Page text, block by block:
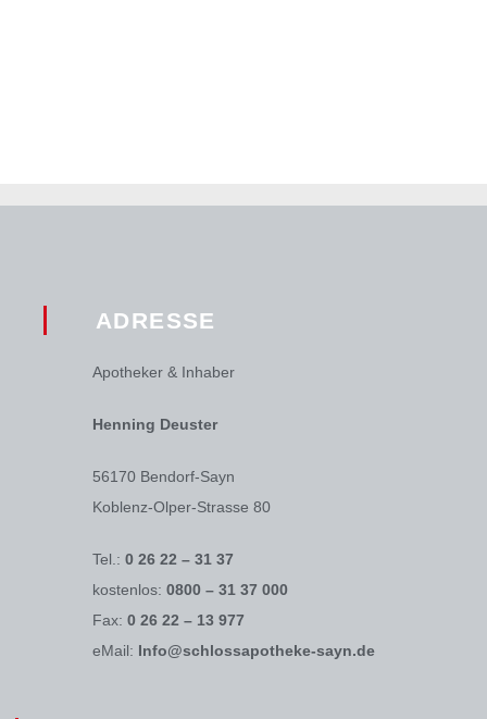
ADRESSE
Apotheker & Inhaber
Henning Deuster
56170 Bendorf-Sayn
Koblenz-Olper-Strasse 80
Tel.: 0 26 22 – 31 37
kostenlos: 0800 – 31 37 000
Fax: 0 26 22 – 13 977
eMail: Info@schlossapotheke-sayn.de